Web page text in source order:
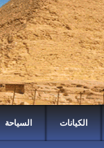
الكيانات السياحة